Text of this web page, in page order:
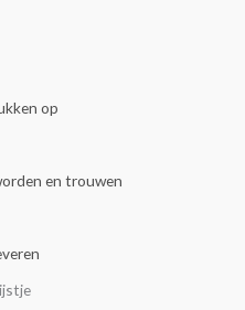
op
en trouwen